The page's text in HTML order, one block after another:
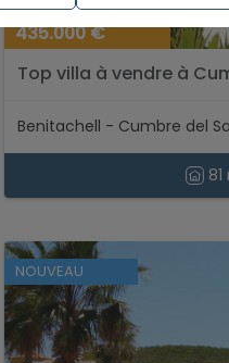
435.000 €
Top villa à vendre à
Benitachell - Cumbre del
NOUVEAU